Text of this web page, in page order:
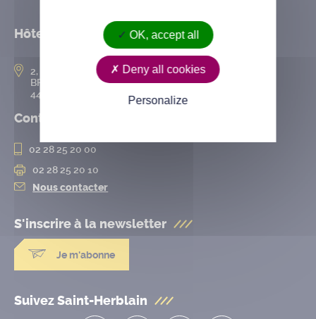
Hôtel de ville
2, rue de l’Hôtel-de-Ville
BP 50167
44802 Saint-Herblain cedex
Contact
02 28 25 20 00
02 28 25 20 10
Nous contacter
S'inscrire à la newsletter
Je m'abonne
Suivez Saint-Herblain
OK, accept all
Deny all cookies
Personalize